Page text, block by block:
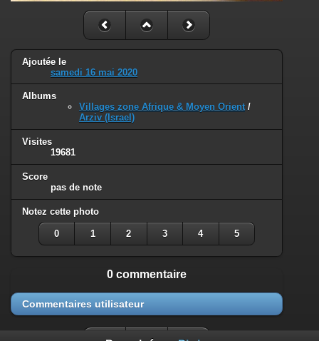
Ajoutée le
samedi 16 mai 2020
Albums
Villages zone Afrique & Moyen Orient /
Arziv (Israel)
Visites
19681
Score
pas de note
Notez cette photo
0 1 2 3 4 5
0 commentaire
Commentaires utilisateur